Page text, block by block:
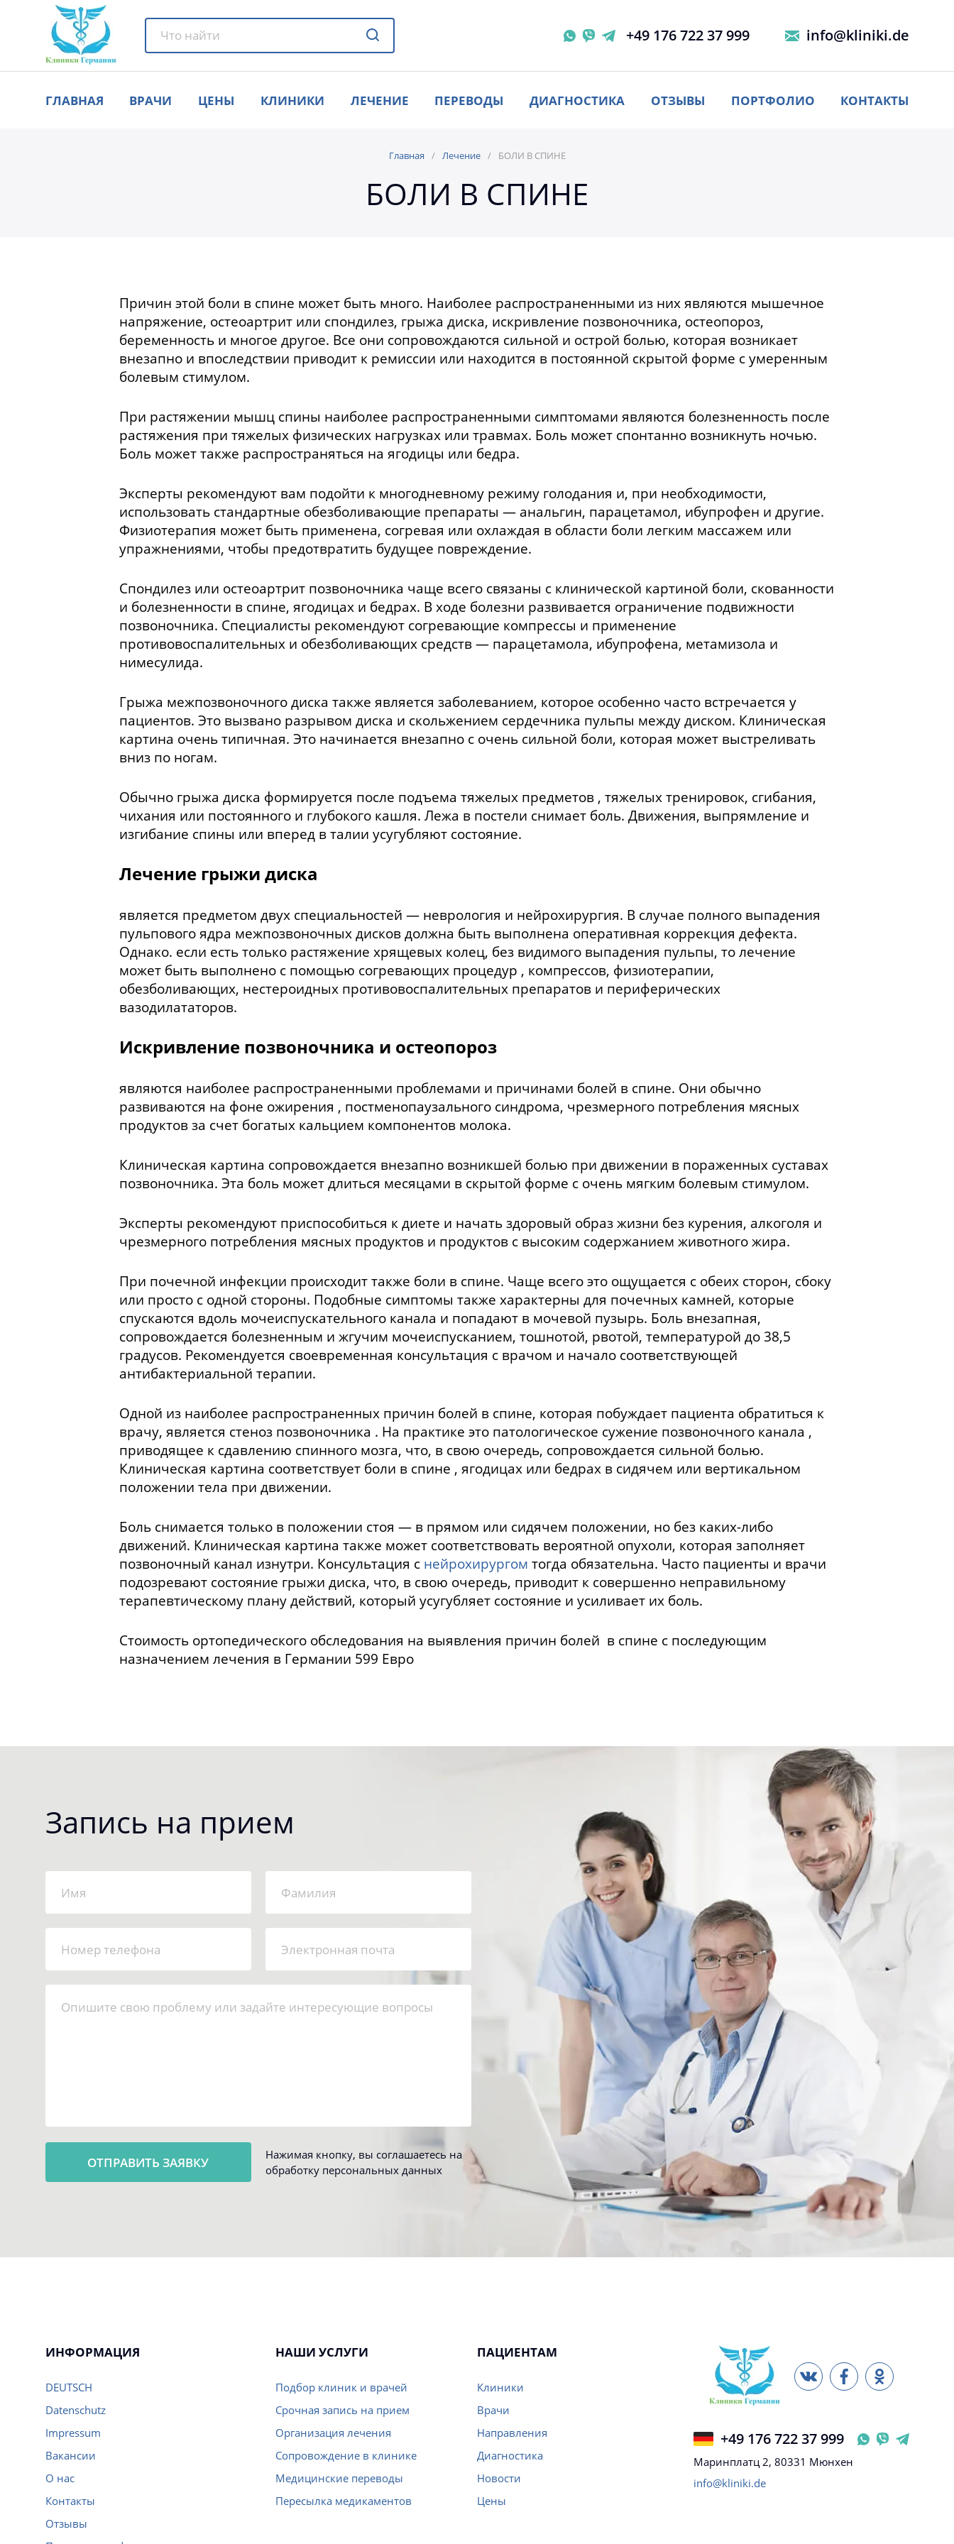
+49 176 722 37 999 info@kliniki.de
ГЛАВНАЯ ВРАЧИ ЦЕНЫ КЛИНИКИ ЛЕЧЕНИЕ ПЕРЕВОДЫ ДИАГНОСТИКА ОТЗЫВЫ ПОРТФОЛИО КОНТАКТЫ
Главная Лечение БОЛИ В СПИНЕ
БОЛИ В СПИНЕ
Причин этой боли в спине может быть много. Наиболее распространенными из них являются мышечное
напряжение, остеоартрит или спондилез, грыжа диска, искривление позвоночника, остеопороз,
беременность и многое другое. Все они сопровождаются сильной и острой болью, которая возникает
внезапно и впоследствии приводит к ремиссии или находится в постоянной скрытой форме с умеренным
болевым стимулом.
При растяжении мышц спины наиболее распространенными симптомами являются болезненность после
растяжения при тяжелых физических нагрузках или травмах. Боль может спонтанно возникнуть ночью.
Боль может также распространяться на ягодицы или бедра.
Эксперты рекомендуют вам подойти к многодневному режиму голодания и, при необходимости,
использовать стандартные обезболивающие препараты — анальгин, парацетамол, ибупрофен и другие.
Физиотерапия может быть применена, согревая или охлаждая в области боли легким массажем или
упражнениями, чтобы предотвратить будущее повреждение.
Спондилез или остеоартрит позвоночника чаще всего связаны с клинической картиной боли, скованности
и болезненности в спине, ягодицах и бедрах. В ходе болезни развивается ограничение подвижности
позвоночника. Специалисты рекомендуют согревающие компрессы и применение
противовоспалительных и обезболивающих средств — парацетамола, ибупрофена, метамизола и
нимесулида.
Грыжа межпозвоночного диска также является заболеванием, которое особенно часто встречается у
пациентов. Это вызвано разрывом диска и скольжением сердечника пульпы между диском. Клиническая
картина очень типичная. Это начинается внезапно с очень сильной боли, которая может выстреливать
вниз по ногам.
Обычно грыжа диска формируется после подъема тяжелых предметов , тяжелых тренировок, сгибания,
чихания или постоянного и глубокого кашля. Лежа в постели снимает боль. Движения, выпрямление и
изгибание спины или вперед в талии усугубляют состояние.
Лечение грыжи диска
является предметом двух специальностей — неврология и нейрохирургия. В случае полного выпадения
пульпового ядра межпозвоночных дисков должна быть выполнена оперативная коррекция дефекта.
Однако. если есть только растяжение хрящевых колец, без видимого выпадения пульпы, то лечение
может быть выполнено с помощью согревающих процедур , компрессов, физиотерапии,
обезболивающих, нестероидных противовоспалительных препаратов и периферических
вазодилататоров.
Искривление позвоночника и остеопороз
являются наиболее распространенными проблемами и причинами болей в спине. Они обычно
развиваются на фоне ожирения , постменопаузального синдрома, чрезмерного потребления мясных
продуктов за счет богатых кальцием компонентов молока.
Клиническая картина сопровождается внезапно возникшей болью при движении в пораженных суставах
позвоночника. Эта боль может длиться месяцами в скрытой форме с очень мягким болевым стимулом.
Эксперты рекомендуют приспособиться к диете и начать здоровый образ жизни без курения, алкоголя и
чрезмерного потребления мясных продуктов и продуктов с высоким содержанием животного жира.
При почечной инфекции происходит также боли в спине. Чаще всего это ощущается с обеих сторон, сбоку
или просто с одной стороны. Подобные симптомы также характерны для почечных камней, которые
спускаются вдоль мочеиспускательного канала и попадают в мочевой пузырь. Боль внезапная,
сопровождается болезненным и жгучим мочеиспусканием, тошнотой, рвотой, температурой до 38,5
градусов. Рекомендуется своевременная консультация с врачом и начало соответствующей
антибактериальной терапии.
Одной из наиболее распространенных причин болей в спине, которая побуждает пациента обратиться к
врачу, является стеноз позвоночника . На практике это патологическое сужение позвоночного канала ,
приводящее к сдавлению спинного мозга, что, в свою очередь, сопровождается сильной болью.
Клиническая картина соответствует боли в спине , ягодицах или бедрах в сидячем или вертикальном
положении тела при движении.
Боль снимается только в положении стоя — в прямом или сидячем положении, но без каких-либо
движений. Клиническая картина также может соответствовать вероятной опухоли, которая заполняет
позвоночный канал изнутри. Консультация с нейрохирургом тогда обязательна. Часто пациенты и врачи
подозревают состояние грыжи диска, что, в свою очередь, приводит к совершенно неправильному
терапевтическому плану действий, который усугубляет состояние и усиливает их боль.
Стоимость ортопедического обследования на выявления причин болей в спине с последующим
назначением лечения в Германии 599 Евро
Запись на прием
Нажимая кнопку, вы соглашаетесь на
обработку персональных данных
ИНФОРМАЦИЯ
DEUTSCH
Datenschutz
Impressum
Вакансии
О нас
Контакты
Отзывы
НАШИ УСЛУГИ
Подбор клиник и врачей
Срочная запись на прием
Организация лечения
Сопровождение в клинике
Медицинские переводы
Пересылка медикаментов
ПАЦИЕНТАМ
Клиники
Врачи
Направления
Диагностика
Новости
Цены
+49 176 722 37 999
Маринплатц 2, 80331 Мюнхен
info@kliniki.de